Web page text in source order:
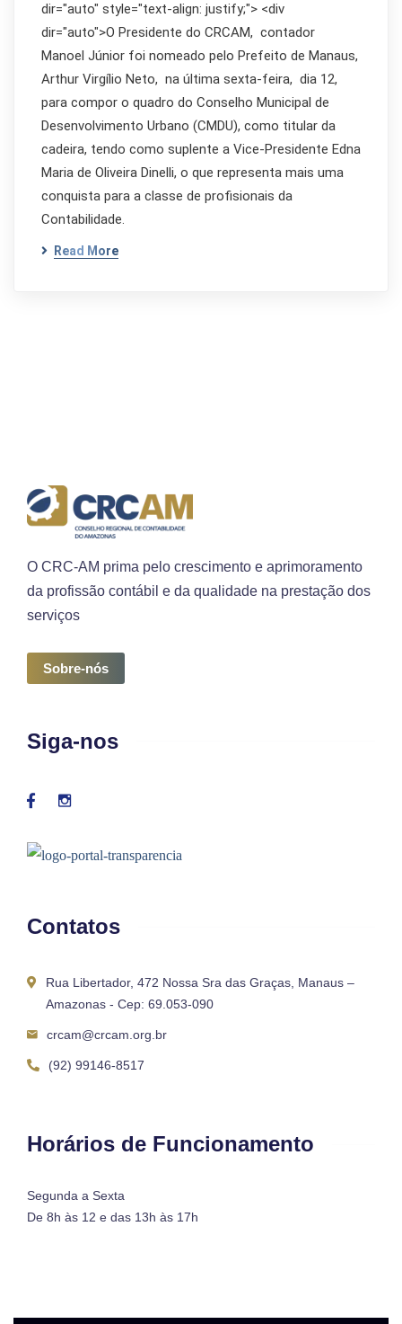
dir="auto" style="text-align: justify;"> <div
dir="auto">O Presidente do CRCAM, contador
Manoel Júnior foi nomeado pelo Prefeito de Manaus,
Arthur Virgílio Neto, na última sexta-feira, dia 12,
para compor o quadro do Conselho Municipal de
Desenvolvimento Urbano (CMDU), como titular da
cadeira, tendo como suplente a Vice-Presidente Edna
Maria de Oliveira Dinelli, o que representa mais uma
conquista para a classe de profisionais da
Contabilidade.
Read More
O CRC-AM prima pelo crescimento e aprimoramento
da profissão contábil e da qualidade na prestação dos
serviços
Sobre-nós
Siga-nos
Contatos
Rua Libertador, 472 Nossa Sra das Graças, Manaus –
Amazonas - Cep: 69.053-090
crcam@crcam.org.br
(92) 99146-8517
Horários de Funcionamento
Segunda a Sexta
De 8h às 12 e das 13h às 17h